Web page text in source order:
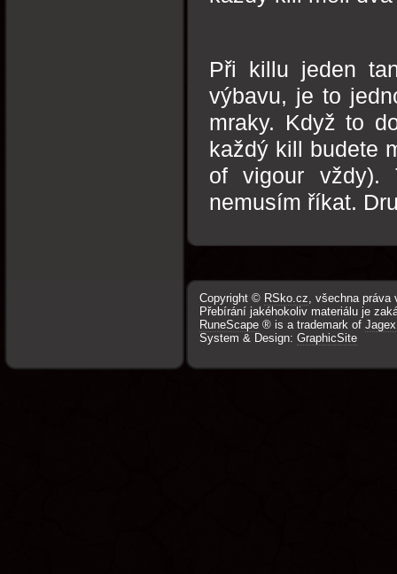
Při killu jeden
výbavu, je to
mraky. Když to
každý kill budete
of vigour vždy).
nemusím říkat.
Copyright © RSko.cz, všechna práva
Přebírání jakéhokoliv materiálu je
RuneScape® is a trademark of Jagex
System & Design: GraphicSite